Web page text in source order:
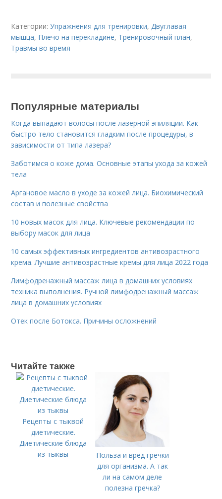
Категории:Упражнения для тренировки,Двуглавая
мышца, Плечо на перекладине, Тренировочный план,
Травмы во время
Популярные материалы
Когда выпадают волосы после лазерной эпиляции. Как
быстро тело становится гладким после процедуры, в
зависимости от типа лазера?
Заботимся о коже дома. Основные этапы ухода за кожей
тела
Аргановое масло в уходе за кожей лица. Биохимический
состав и полезные свойства
10 новых масок для лица. Ключевые рекомендации по
выбору масок для лица
10 самых эффективных ингредиентов антивозрастного
крема. Лучшие антивозрастные кремы для лица 2022 года
Лимфодренажный массаж лица в домашних условиях
техника выполнения. Ручной лимфодренажный массаж
лица в домашних условиях
Отек после Ботокса. Причины осложнений
Читайте также
Рецепты с тыквой
диетические.
Диетические блюда
из тыквы
Польза и вред гречки
для организма. А так
ли на самом деле
полезна гречка?